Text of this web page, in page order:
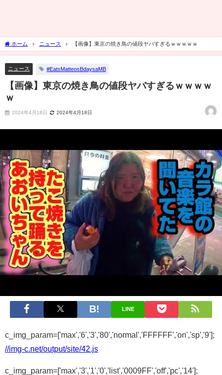
ホーム ニュース 【画像】東京の焼き鳥の値段ヤバすぎるｗｗｗｗｗ
ニュース #EatsMatteosBdaysaMB
【画像】東京の焼き鳥の値段ヤバすぎるｗｗｗｗ
ｗ
2024年4月18日 2024年4月18日
LINE
c_img_param=['max','6','3','80','normal','FFFFFF','on','sp','9'];
//img-c.net/output/site/42.js
c_img_param=['max','3','1','0','list','0009FF','off','pc','14'];